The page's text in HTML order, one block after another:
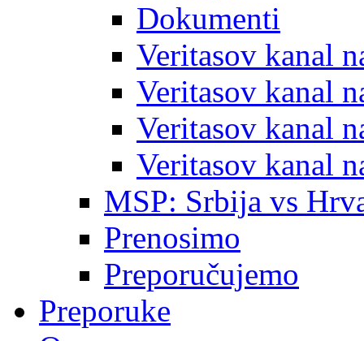
Dokumenti
Veritasov kanal
Veritasov kanal
Veritasov kanal
Veritasov kanal
MSP: Srbija vs
Prenosimo
Preporučujemo
Preporuke